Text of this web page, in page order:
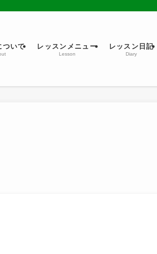
ついて レッスンメニュー
Lesson
レッスン日記
Diary